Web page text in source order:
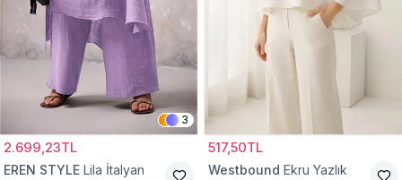
3
2.699,23TL
EREN STYLE Lila İtalyan
517,50TL
Westbound Ekru Yazlık